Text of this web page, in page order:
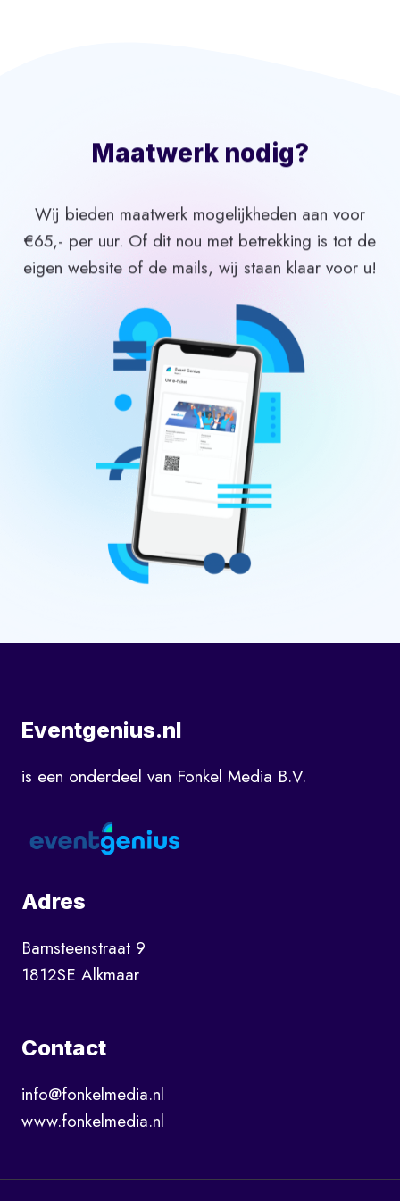
Maatwerk nodig?
Wij bieden maatwerk mogelijkheden aan voor
€65,- per uur. Of dit nou met betrekking is tot de
eigen website of de mails, wij staan klaar voor u!
Eventgenius.nl
is een onderdeel van Fonkel Media B.V.
Adres
Barnsteenstraat 9
1812SE Alkmaar
Contact
info@fonkelmedia.nl
www.fonkelmedia.nl